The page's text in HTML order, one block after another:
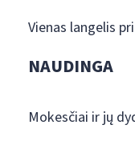
Vienas langelis
NAUDINGA
Mokesčiai ir jų